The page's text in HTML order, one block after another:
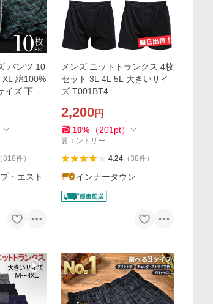
パンツ 10
綿100%
ズ 下着
818件）
・エスト
メンズ ニットトランクス 4枚
セット 3L 4L 5L 大きいサイ
ズ T001BT4
2,200円
10% （201 pt）
要エントリー
4.24（38件）
インナータウン